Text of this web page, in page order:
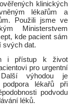
klinických
lékařům a
Použili jsme ve
Ministerstvem
kde pacient sám
svých dat.
i přístup k život
pro urgentní
Další výhodou je
lékařů při
podvodu
léků.